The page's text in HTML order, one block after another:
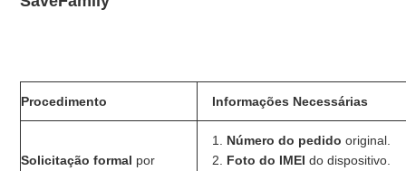
relógio?
Mostrar mais
Procedimento Informações Necessárias
Solicitação formal por
1. Número do pedido original.
2. Foto do IMEI do dispositivo.